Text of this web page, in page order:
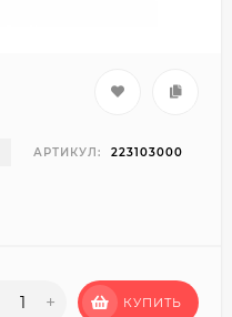
АРТИКУЛ: 223103000
+ КУПИТЬ